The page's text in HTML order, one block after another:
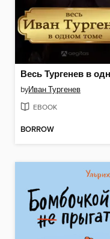
byИван Тургенев
EBOOK
BORROW